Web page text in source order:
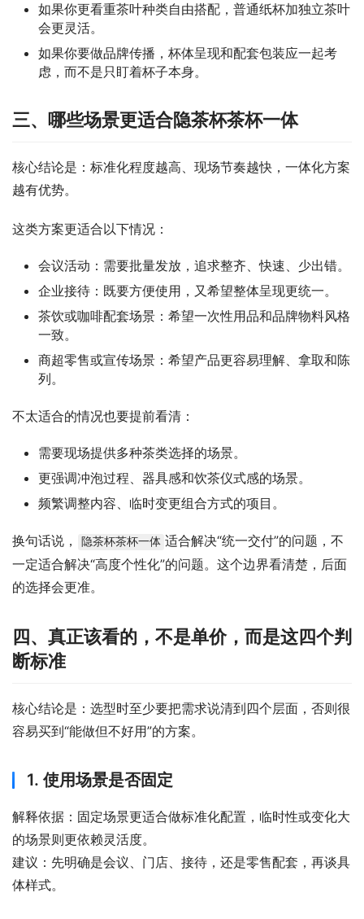
如果你更看重茶叶种类自由搭配，普通纸杯加独立茶叶
会更灵活。
如果你要做品牌传播，杯体呈现和配套包装应一起考
虑，而不是只盯着杯子本身。
三、哪些场景更适合隐茶杯茶杯一体
核心结论是：标准化程度越高、现场节奏越快，一体化方案
越有优势。
这类方案更适合以下情况：
会议活动：需要批量发放，追求整齐、快速、少出错。
企业接待：既要方便使用，又希望整体呈现更统一。
茶饮或咖啡配套场景：希望一次性用品和品牌物料风格
一致。
商超零售或宣传场景：希望产品更容易理解、拿取和陈
列。
不太适合的情况也要提前看清：
需要现场提供多种茶类选择的场景。
更强调冲泡过程、器具感和饮茶仪式感的场景。
频繁调整内容、临时变更组合方式的项目。
换句话说， 隐茶杯茶杯一体 适合解决“统一交付”的问题，不
一定适合解决“高度个性化”的问题。这个边界看清楚，后面
的选择会更准。
四、真正该看的，不是单价，而是这四个判
断标准
核心结论是：选型时至少要把需求说清到四个层面，否则很
容易买到“能做但不好用”的方案。
1. 使用场景是否固定
解释依据：固定场景更适合做标准化配置，临时性或变化大
的场景则更依赖灵活度。
建议：先明确是会议、门店、接待，还是零售配套，再谈具
体样式。